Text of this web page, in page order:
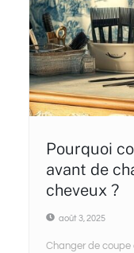
Pourquoi
avant de
cheveux ?
août 3, 2025
Changer de coupe